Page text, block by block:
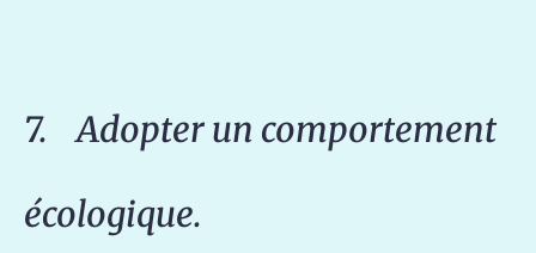
7. Adopter un comportement
écologique.